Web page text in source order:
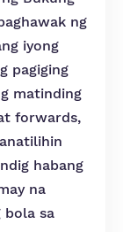
ng
iyong
pagiging
matinding
forwards,
habang
na
bola sa